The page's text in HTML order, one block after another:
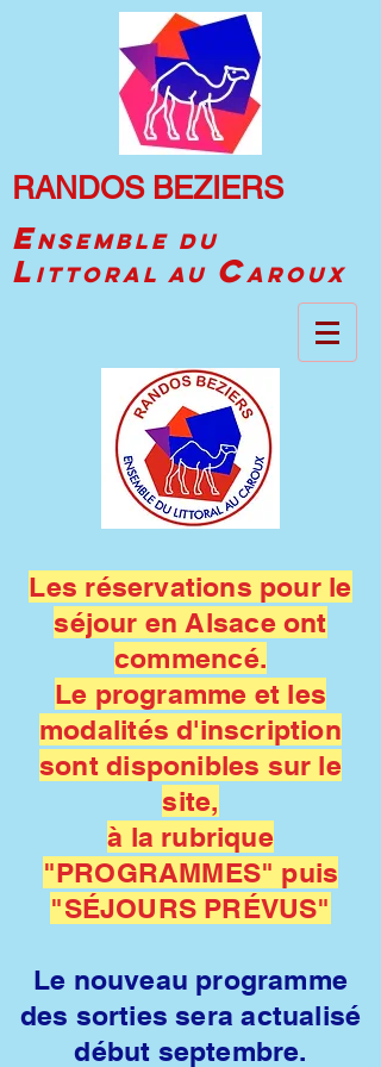
RANDOS BEZIERS
ENSEMBLE DU
L ITTORAL AU CAROUX
Les réservations pour le
séjour en Alsace ont
commencé.
Le programme et les
modalités d'inscription
sont disponibles sur le
site,
à la rubrique
"PROGRAMMES" puis
"SÉJOURS PRÉVUS"
Le nouveau programme
des sorties sera actualisé
début septembre.